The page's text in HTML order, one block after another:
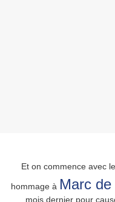
Et on commence avec le
hommage à Marc
mois dernier pour